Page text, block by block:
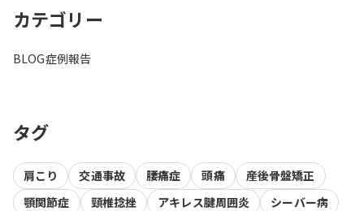
カテゴリー
BLOG症例報告
タグ
肩こり 交通事故 腰痛症 頭痛
産後骨盤矯正
顎関節症
頸椎捻挫 アキレス腱周囲炎
シーバー病